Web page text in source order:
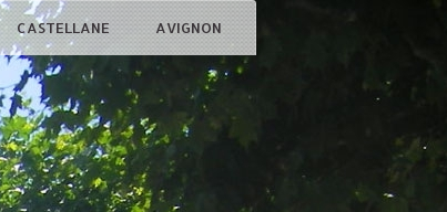
CASTELLANE AVIGNON